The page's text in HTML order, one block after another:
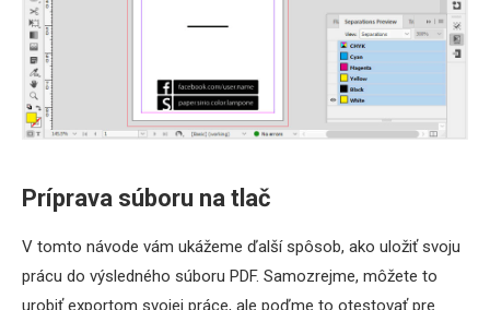
Príprava súboru na tlač
V tomto návode vám ukážeme ďalší spôsob, ako uložiť svoju
prácu do výsledného súboru PDF. Samozrejme, môžete to
urobiť exportom svojej práce, ale poďme to otestovať pre